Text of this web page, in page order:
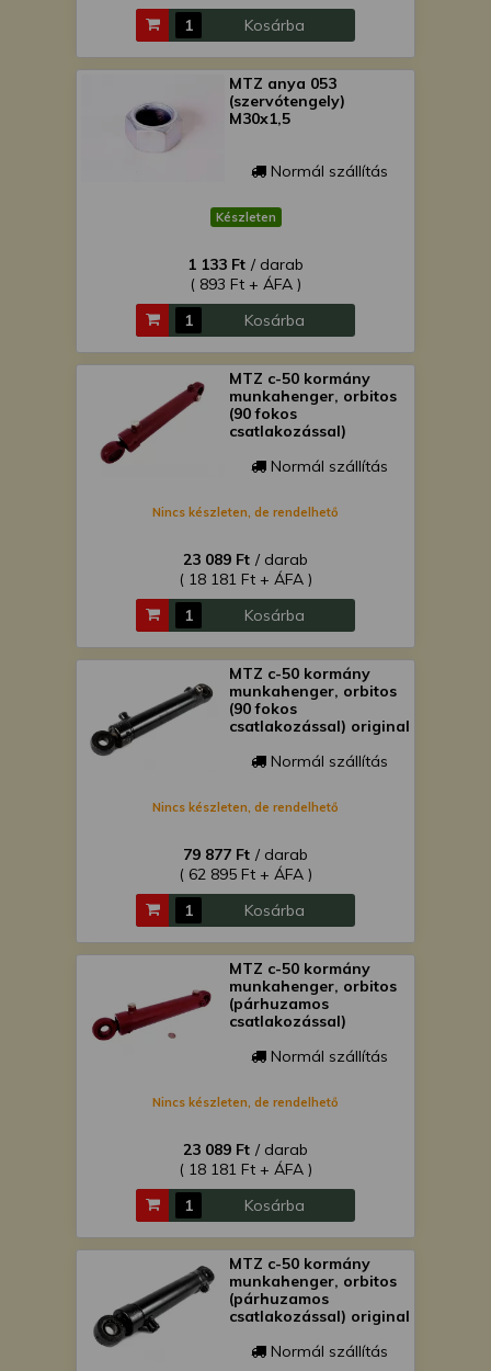
Kosárba
MTZ anya 053
(szervótengely)
M30x1,5
Normál szállítás
Készleten
1 133 Ft / darab
( 893 Ft + ÁFA )
Kosárba
MTZ c-50 kormány
munkahenger, orbitos
(90 fokos
csatlakozással)
Normál szállítás
Nincs készleten, de rendelhető
23 089 Ft / darab
( 18 181 Ft + ÁFA )
Kosárba
MTZ c-50 kormány
munkahenger, orbitos
(90 fokos
csatlakozással) original
Normál szállítás
Nincs készleten, de rendelhető
79 877 Ft / darab
( 62 895 Ft + ÁFA )
Kosárba
MTZ c-50 kormány
munkahenger, orbitos
(párhuzamos
csatlakozással)
Normál szállítás
Nincs készleten, de rendelhető
23 089 Ft / darab
( 18 181 Ft + ÁFA )
Kosárba
MTZ c-50 kormány
munkahenger, orbitos
(párhuzamos
csatlakozással) original
Normál szállítás